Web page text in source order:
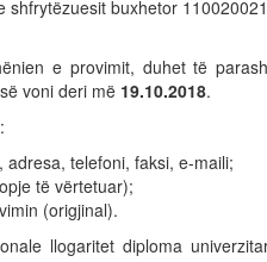
shfrytëzuesit buxhetor
e provimit, duhet të
voni deri më 19.10.2018.
telefoni, faksi, e-maili;
të vërtetuar);
(origjinal).
llogaritet diploma